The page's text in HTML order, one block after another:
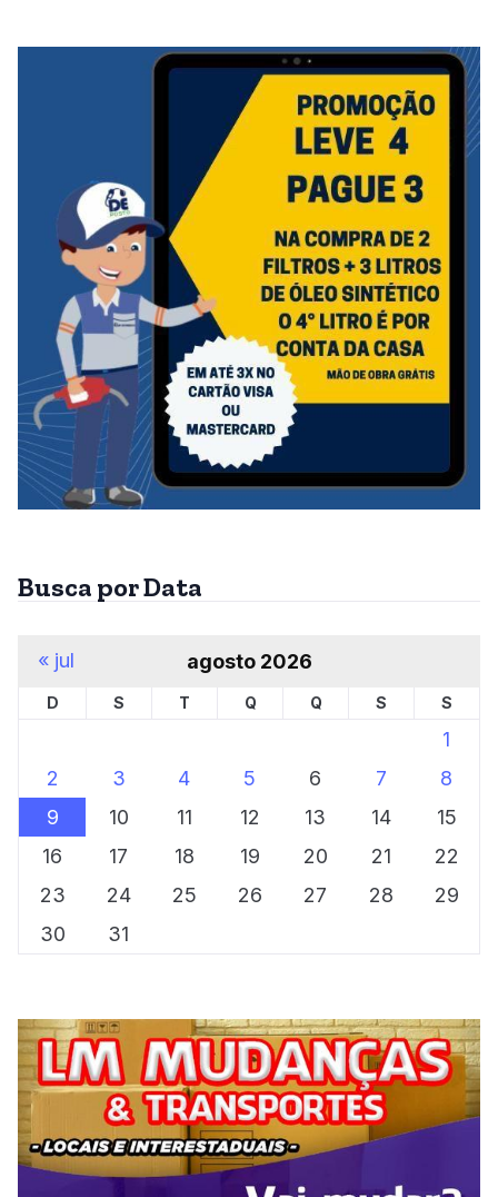
Busca por Data
agosto 2026
D S T Q Q S S
1
2
3 4 5 6 7
8
9
10 11 12 13 14
15
16
17 18 19 20 21
22
23
24 25 26 27 28
29
30
31
« jul